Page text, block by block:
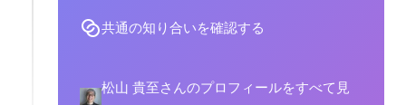
共通の知り合いを確認する
松山 貴至さんのプロフィールをすべて見